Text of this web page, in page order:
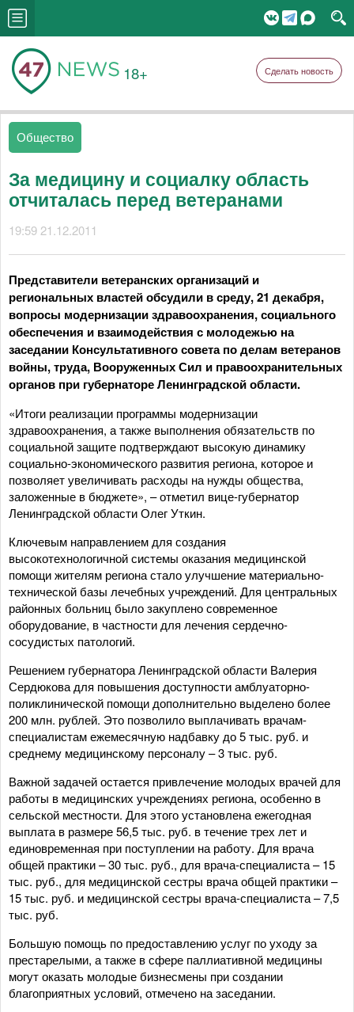
18+ Сделать новость
Общество
За медицину и социалку область
отчиталась перед ветеранами
19:59 21.12.2011
Представители ветеранских организаций и
региональных властей обсудили в среду, 21 декабря,
вопросы модернизации здравоохранения, социального
обеспечения и взаимодействия с молодежью на
заседании Консультативного совета по делам ветеранов
войны, труда, Вооруженных Сил и правоохранительных
органов при губернаторе Ленинградской области.
«Итоги реализации программы модернизации
здравоохранения, а также выполнения обязательств по
социальной защите подтверждают высокую динамику
социально-экономического развития региона, которое и
позволяет увеличивать расходы на нужды общества,
заложенные в бюджете», – отметил вице-губернатор
Ленинградской области Олег Уткин.
Ключевым направлением для создания
высокотехнологичной системы оказания медицинской
помощи жителям региона стало улучшение материально-
технической базы лечебных учреждений. Для центральных
районных больниц было закуплено современное
оборудование, в частности для лечения сердечно-
сосудистых патологий.
Решением губернатора Ленинградской области Валерия
Сердюкова для повышения доступности амблуаторно-
поликлинической помощи дополнительно выделено более
200 млн. рублей. Это позволило выплачивать врачам-
специалистам ежемесячную надбавку до 5 тыс. руб. и
среднему медицинскому персоналу – 3 тыс. руб.
Важной задачей остается привлечение молодых врачей для
работы в медицинских учреждениях региона, особенно в
сельской местности. Для этого установлена ежегодная
выплата в размере 56,5 тыс. руб. в течение трех лет и
единовременная при поступлении на работу. Для врача
общей практики – 30 тыс. руб., для врача-специалиста – 15
тыс. руб., для медицинской сестры врача общей практики –
15 тыс. руб. и медицинской сестры врача-специалиста – 7,5
тыс. руб.
Большую помощь по предоставлению услуг по уходу за
престарелыми, а также в сфере паллиативной медицины
могут оказать молодые бизнесмены при создании
благоприятных условий, отмечено на заседании.